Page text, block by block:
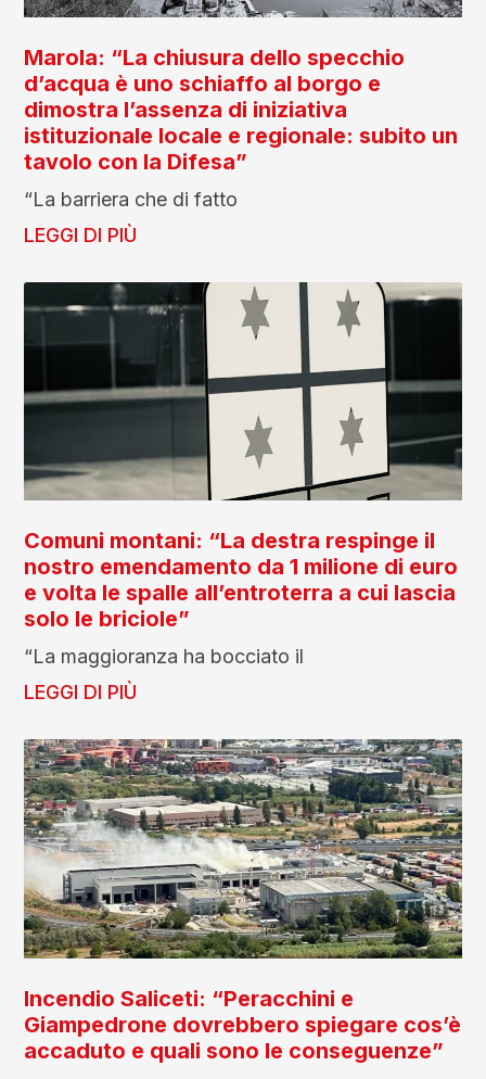
Marola: “La chiusura dello specchio
d’acqua è uno schiaffo al borgo e
dimostra l’assenza di iniziativa
istituzionale locale e regionale: subito un
tavolo con la Difesa”
“La barriera che di fatto
LEGGI DI PIÙ
Comuni montani: “La destra respinge il
nostro emendamento da 1 milione di euro
e volta le spalle all’entroterra a cui lascia
solo le briciole”
“La maggioranza ha bocciato il
LEGGI DI PIÙ
Incendio Saliceti: “Peracchini e
Giampedrone dovrebbero spiegare cos’è
accaduto e quali sono le conseguenze”